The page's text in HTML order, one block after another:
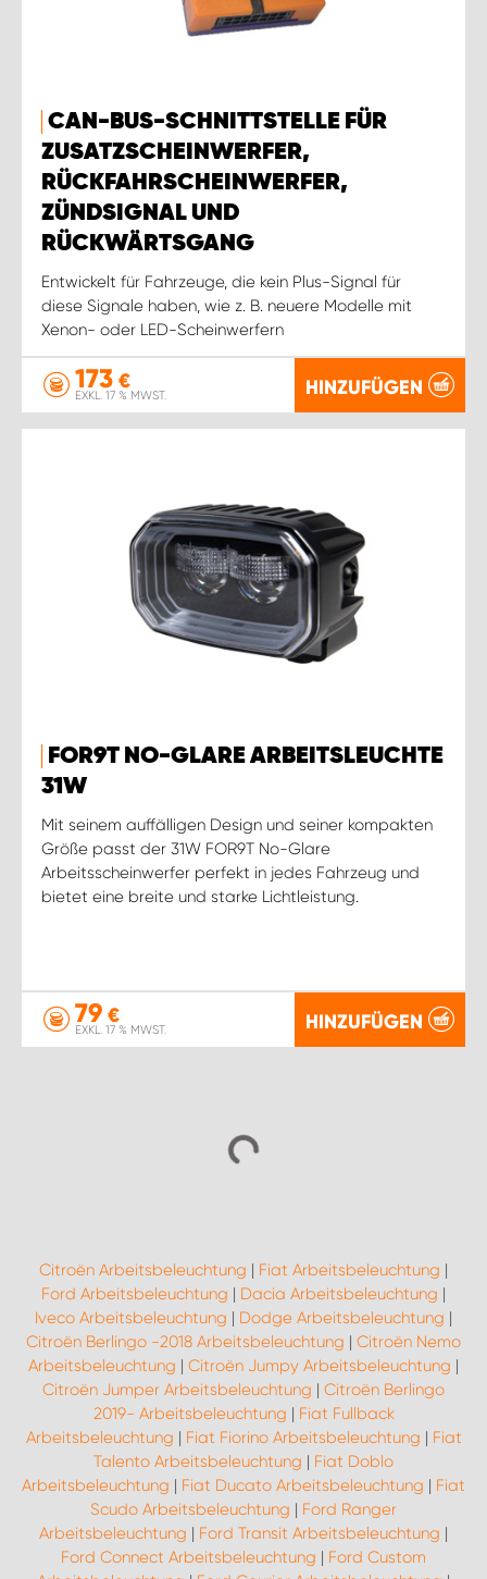
CAN-BUS-SCHNITTSTELLE FÜR
ZUSATZSCHEINWERFER,
RÜCKFAHRSCHEINWERFER,
ZÜNDSIGNAL UND
RÜCKWÄRTSGANG
Entwickelt für Fahrzeuge, die kein Plus-Signal für
diese Signale haben, wie z. B. neuere Modelle mit
Xenon- oder LED-Scheinwerfern
173 €
EXKL. 17 % MWST. HINZUFÜGEN
FOR9T NO-GLARE ARBEITSLEUCHTE
31W
Mit seinem auffälligen Design und seiner kompakten
Größe passt der 31W FOR9T No-Glare
Arbeitsscheinwerfer perfekt in jedes Fahrzeug und
bietet eine breite und starke Lichtleistung.
79 €
EXKL. 17 % MWST. HINZUFÜGEN
Citroën Arbeitsbeleuchtung | Fiat Arbeitsbeleuchtung |
Ford Arbeitsbeleuchtung | Dacia Arbeitsbeleuchtung |
Iveco Arbeitsbeleuchtung | Dodge Arbeitsbeleuchtung |
Citroën Berlingo -2018 Arbeitsbeleuchtung | Citroën Nemo
Arbeitsbeleuchtung | Citroën Jumpy Arbeitsbeleuchtung |
Citroën Jumper Arbeitsbeleuchtung | Citroën Berlingo
2019- Arbeitsbeleuchtung | Fiat Fullback
Arbeitsbeleuchtung | Fiat Fiorino Arbeitsbeleuchtung | Fiat
Talento Arbeitsbeleuchtung | Fiat Doblo
Arbeitsbeleuchtung | Fiat Ducato Arbeitsbeleuchtung | Fiat
Scudo Arbeitsbeleuchtung | Ford Ranger
Arbeitsbeleuchtung | Ford Transit Arbeitsbeleuchtung |
Ford Connect Arbeitsbeleuchtung | Ford Custom